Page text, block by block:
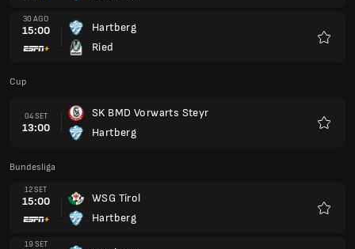
30 AGO
15:00
Hartberg
Ried
Cup
04 SET
13:00
SK BMD Vorwarts Steyr
Hartberg
Bundesliga
12 SET
15:00
WSG Tirol
Hartberg
19 SET